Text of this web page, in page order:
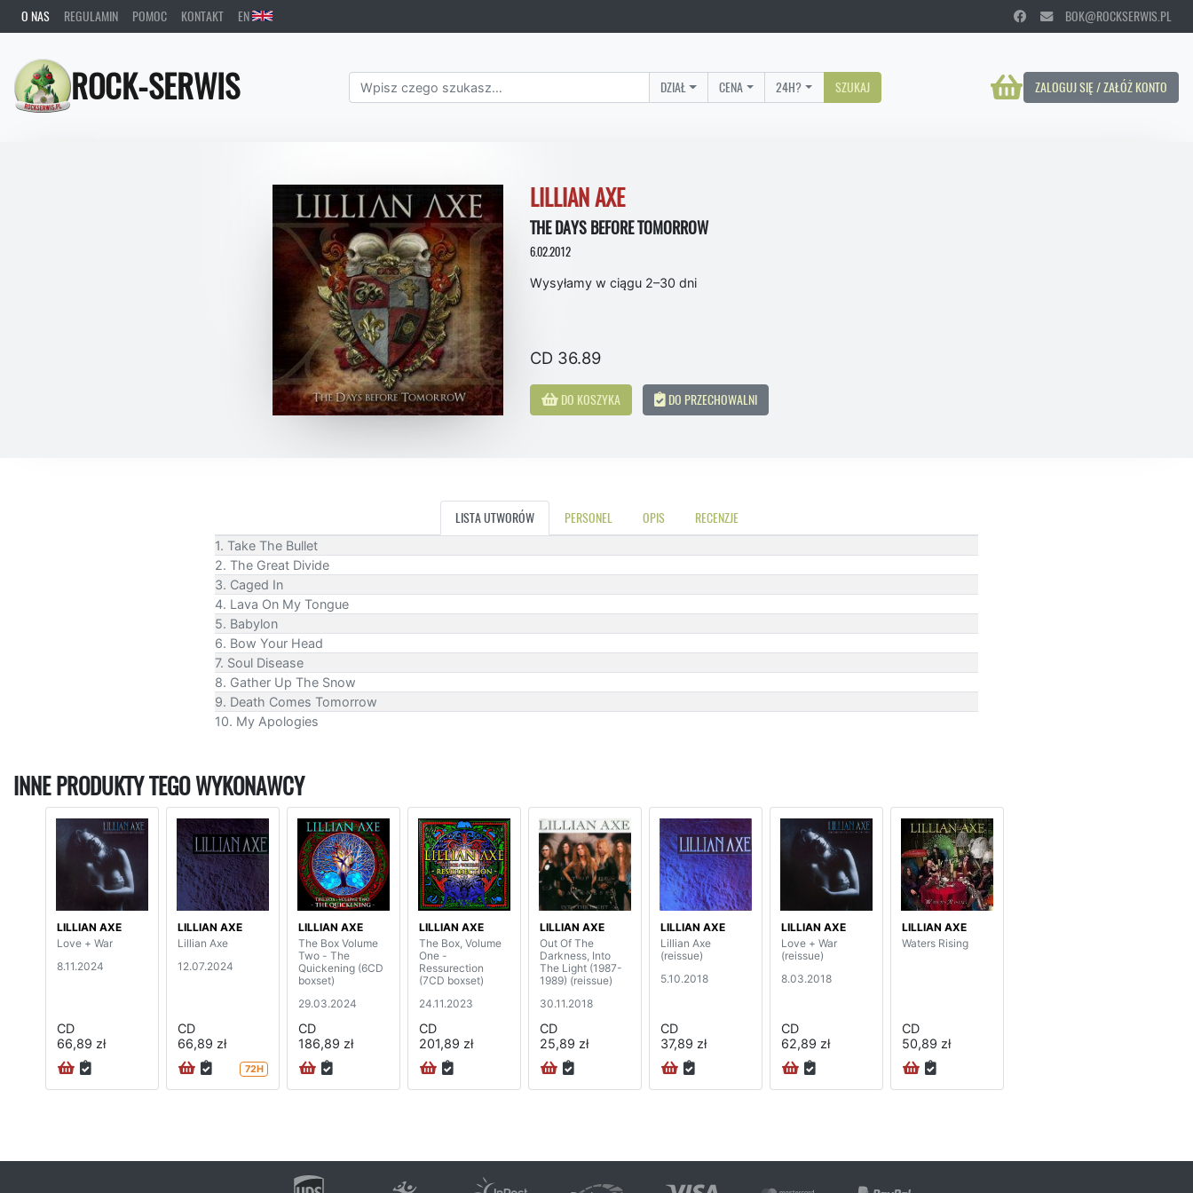
O NAS REGULAMIN POMOC KONTAKT EN BOK@ROCKSERWIS.PL
ROCK-SERWIS ZALOGUJ SIĘ / ZAŁÓŻ KONTO
DZIAŁ CENA 24H? SZUKAJ
LILLIAN AXE
THE DAYS BEFORE TOMORROW
6.02.2012
Wysyłamy w ciągu 2–30 dni
CD 36.89
DO KOSZYKA DO PRZECHOWALNI
LISTA UTWORÓW PERSONEL OPIS RECENZJE
1. Take The Bullet
2. The Great Divide
3. Caged In
4. Lava On My Tongue
5. Babylon
6. Bow Your Head
7. Soul Disease
8. Gather Up The Snow
9. Death Comes Tomorrow
10. My Apologies
INNE PRODUKTY TEGO WYKONAWCY
LILLIAN AXE
Love + War
8.11.2024
CD
66,89 zł
LILLIAN AXE
Lillian Axe
12.07.2024
CD
66,89 zł
72H
LILLIAN AXE
The Box Volume
Two - The
Quickening (6CD
boxset)
29.03.2024
CD
186,89 zł
LILLIAN AXE
The Box, Volume
One -
Ressurection
(7CD boxset)
24.11.2023
CD
201,89 zł
LILLIAN AXE
Out Of The
Darkness, Into
The Light (1987-
1989) (reissue)
30.11.2018
CD
25,89 zł
LILLIAN AXE
Lillian Axe
(reissue)
5.10.2018
CD
37,89 zł
LILLIAN AXE
Love + War
(reissue)
8.03.2018
CD
62,89 zł
LILLIAN AXE
Waters Rising
CD
50,89 zł